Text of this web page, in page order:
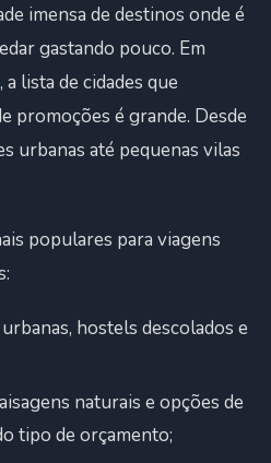
imensa de destinos onde é
gastando pouco. Em
lista de cidades que
promoções é grande. Desde
urbanas até pequenas vilas
populares para viagens
hostels descolados e
naturais e opções de
tipo de orçamento;